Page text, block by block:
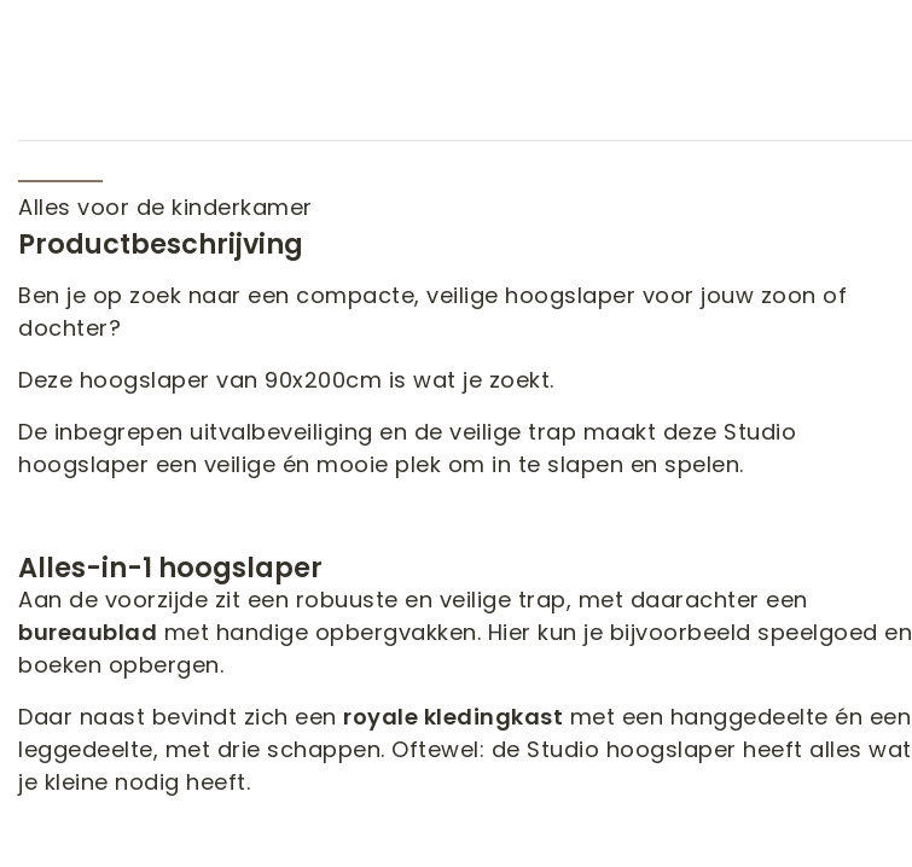
Alles voor de kinderkamer
Productbeschrijving
Ben je op zoek naar een compacte, veilige hoogslaper voor jouw zoon of
dochter?
Deze hoogslaper van 90x200cm is wat je zoekt.
De inbegrepen uitvalbeveiliging en de veilige trap maakt deze Studio
hoogslaper een veilige én mooie plek om in te slapen en spelen.
Alles-in-1 hoogslaper
Aan de voorzijde zit een robuuste en veilige trap, met daarachter een
bureaublad met handige opbergvakken. Hier kun je bijvoorbeeld speelgoed en
boeken opbergen.
Daar naast bevindt zich een royale kledingkast met een hanggedeelte én een
leggedeelte, met drie schappen. Oftewel: de Studio hoogslaper heeft alles wat
je kleine nodig heeft.